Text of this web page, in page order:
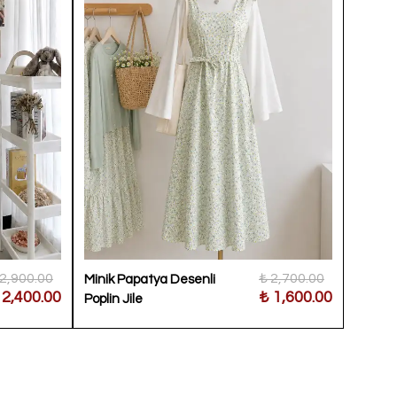
Minik Papatya Desenli
Poplin Jile
₺ 2,700.00
₺ 1,600.00